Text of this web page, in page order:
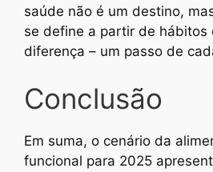
saúde não é um destino,
se define a partir de hábitos
diferença – um passo de
Conclusão
Em suma, o cenário da
funcional para 2025